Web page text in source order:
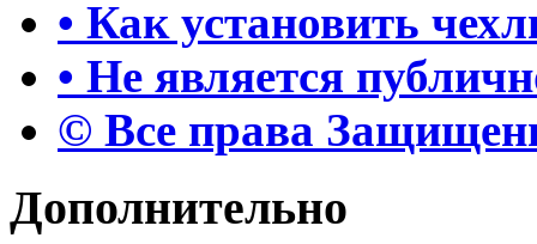
• Как установить
• Не является
© Все права
Дополнительно